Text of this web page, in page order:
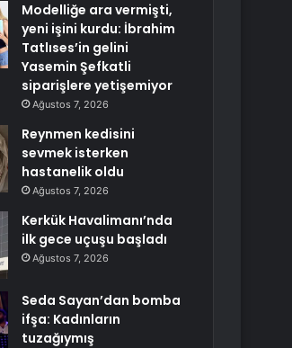
Modelliğe ara vermişti,
yeni işini kurdu: İbrahim
Tatlıses’in gelini
Yasemin Şefkatli
siparişlere yetişemiyor
Ağustos 7, 2026
Reynmen kedisini
sevmek isterken
hastanelik oldu
Ağustos 7, 2026
Kerkük Havalimanı’nda
ilk gece uçuşu başladı
Ağustos 7, 2026
Seda Sayan’dan bomba
ifşa: Kadınların
tuzağıymış